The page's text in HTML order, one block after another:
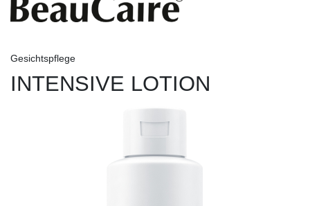
Gesichtspflege
INTENSIVE LOTION